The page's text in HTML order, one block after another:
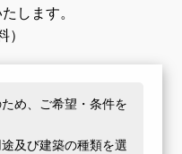
します。
）
め、ご希望・条件を
及び建築の種類を選